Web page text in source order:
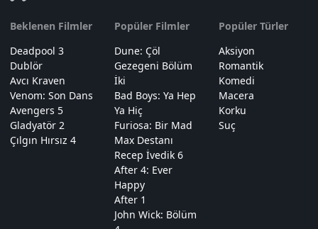
Beklenen Filmler
Deadpool 3
Dublör
Avcı Kraven
Venom: Son Dans
Avengers 5
Gladyatör 2
Çılgın Hırsız 4
Popüler Filmler
Dune: Çöl
Gezegeni Bölüm
İki
Bad Boys: Ya Hep
Ya Hiç
Furiosa: Bir Mad
Max Destanı
Recep İvedik 6
After 4: Ever
Happy
After 1
John Wick: Bölüm
Popüler Türler
Aksiyon
Romantik
Komedi
Macera
Korku
Suç